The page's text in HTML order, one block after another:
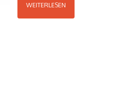
WEITERLESEN